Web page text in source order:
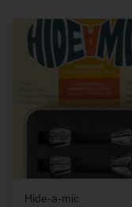
Hide-a-mic